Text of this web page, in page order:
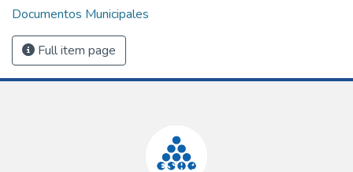
Documentos Municipales
Full item page